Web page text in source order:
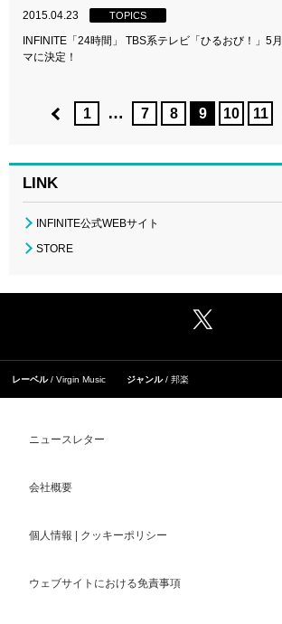
2015.04.23 TOPICS
INFINITE「24時間」 TBS系テレビ「ひるおび！」5
マに決定！
1 … 7 8 9 10 11
LINK
INFINITE公式WEBサイト
STORE
レーベル Virgin Music ジャンル 邦楽
ニュースレター
会社概要
個人情報 | クッキーポリシー
ウェブサイトにおける免責事項